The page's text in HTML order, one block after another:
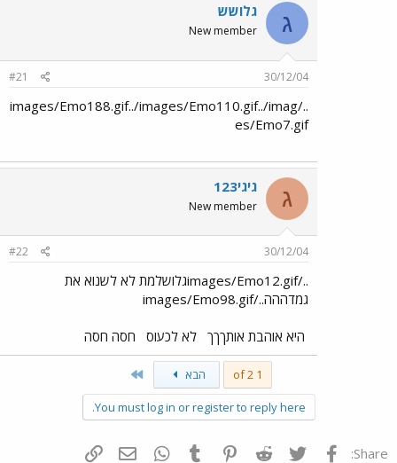
ג גלושש
New member
30/12/04
#21
../images/Emo188.gif../images/Emo110.gif../imag
es/Emo7.gif
ג גיגי123
New member
30/12/04
#22
../images/Emo12.gifגלושלמת לא לשנוא את
גמדההה../images/Emo98.gif
היא אוהבת אותךךך לא לכעוס חסה חסה
1 of 2 הבא
You must log in or register to reply here.
Share: פייסבוק Twitter
Reddit
Pinterest
Tumblr
WhatsAppדואר אלקטרוני